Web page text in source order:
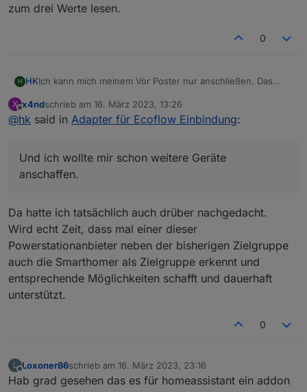
zum drei Werte lesen.
0
H HKIch kann mich meinem Vor Poster nur anschließen. Das
Username und Password"
Und ich wollte mir schon weitere Geräte anschaffen.
X
Offline
x4ndschrieb am 16. März 2023, 13:26
zuletzt editiert von
@hk said in Adapter für Ecoflow Einbindung:
Und ich wollte mir schon weitere Geräte
anschaffen.
Da hatte ich tatsächlich auch drüber nachgedacht.
Wird echt Zeit, dass mal einer dieser
Powerstationanbieter neben der bisherigen Zielgruppe
auch die Smarthomer als Zielgruppe erkennt und
entsprechende Möglichkeiten schafft und dauerhaft
unterstützt.
0
L
Offline
Loxoner86schrieb am 16. März 2023, 23:16
zuletzt editiert von
Hab grad gesehen das es für homeassistant ein addon